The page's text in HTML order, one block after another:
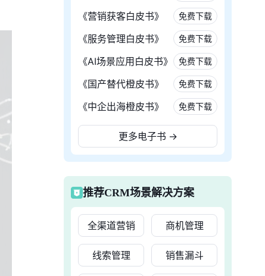
《营销获客白皮书》 免费下载
《服务管理白皮书》 免费下载
《AI场景应用白皮书》 免费下载
《国产替代橙皮书》 免费下载
《中企出海橙皮书》 免费下载
更多电子书 →
推荐CRM场景解决方案
全渠道营销 商机管理
线索管理 销售漏斗